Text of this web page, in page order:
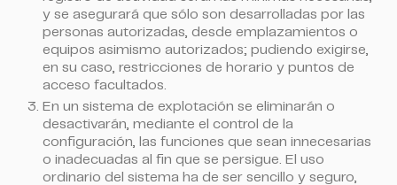
y se asegurará que sólo son desarrolladas por las
personas autorizadas, desde emplazamientos o
equipos asimismo autorizados; pudiendo exigirse,
en su caso, restricciones de horario y puntos de
acceso facultados.
En un sistema de explotación se eliminarán o
desactivarán, mediante el control de la
configuración, las funciones que sean innecesarias
o inadecuadas al fin que se persigue. El uso
ordinario del sistema ha de ser sencillo y seguro,